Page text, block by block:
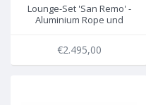
Lounge-Set 'San Remo' -
Aluminium Rope und
€2.495,00